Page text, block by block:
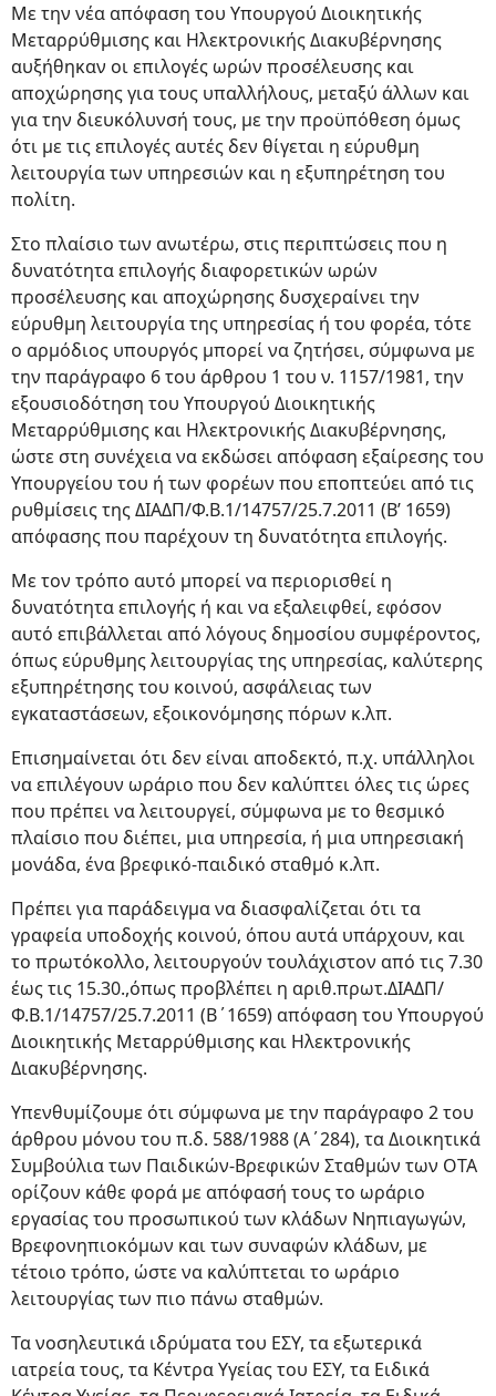
Με την νέα απόφαση του Υπουργού Διοικητικής
Μεταρρύθμισης και Ηλεκτρονικής Διακυβέρνησης
αυξήθηκαν οι επιλογές ωρών προσέλευσης και
αποχώρησης για τους υπαλλήλους, μεταξύ άλλων και
για την διευκόλυνσή τους, με την προϋπόθεση όμως
ότι με τις επιλογές αυτές δεν θίγεται η εύρυθμη
λειτουργία των υπηρεσιών και η εξυπηρέτηση του
πολίτη.
Στο πλαίσιο των ανωτέρω, στις περιπτώσεις που η
δυνατότητα επιλογής διαφορετικών ωρών
προσέλευσης και αποχώρησης δυσχεραίνει την
εύρυθμη λειτουργία της υπηρεσίας ή του φορέα, τότε
ο αρμόδιος υπουργός μπορεί να ζητήσει, σύμφωνα με
την παράγραφο 6 του άρθρου 1 του ν. 1157/1981, την
εξουσιοδότηση του Υπουργού Διοικητικής
Μεταρρύθμισης και Ηλεκτρονικής Διακυβέρνησης,
ώστε στη συνέχεια να εκδώσει απόφαση εξαίρεσης του
Υπουργείου του ή των φορέων που εποπτεύει από τις
ρυθμίσεις της ΔΙΑΔΠ/Φ.Β.1/14757/25.7.2011 (Β’ 1659)
απόφασης που παρέχουν τη δυνατότητα επιλογής.
Με τον τρόπο αυτό μπορεί να περιορισθεί η
δυνατότητα επιλογής ή και να εξαλειφθεί, εφόσον
αυτό επιβάλλεται από λόγους δημοσίου συμφέροντος,
όπως εύρυθμης λειτουργίας της υπηρεσίας, καλύτερης
εξυπηρέτησης του κοινού, ασφάλειας των
εγκαταστάσεων, εξοικονόμησης πόρων κ.λπ.
Επισημαίνεται ότι δεν είναι αποδεκτό, π.χ. υπάλληλοι
να επιλέγουν ωράριο που δεν καλύπτει όλες τις ώρες
που πρέπει να λειτουργεί, σύμφωνα με το θεσμικό
πλαίσιο που διέπει, μια υπηρεσία, ή μια υπηρεσιακή
μονάδα, ένα βρεφικό-παιδικό σταθμό κ.λπ.
Πρέπει για παράδειγμα να διασφαλίζεται ότι τα
γραφεία υποδοχής κοινού, όπου αυτά υπάρχουν, και
το πρωτόκολλο, λειτουργούν τουλάχιστον από τις 7.30
έως τις 15.30.,όπως προβλέπει η αριθ.πρωτ.ΔΙΑΔΠ/
Φ.Β.1/14757/25.7.2011 (Β΄1659) απόφαση του Υπουργού
Διοικητικής Μεταρρύθμισης και Ηλεκτρονικής
Διακυβέρνησης.
Υπενθυμίζουμε ότι σύμφωνα με την παράγραφο 2 του
άρθρου μόνου του π.δ. 588/1988 (Α΄284), τα Διοικητικά
Συμβούλια των Παιδικών-Βρεφικών Σταθμών των ΟΤΑ
ορίζουν κάθε φορά με απόφασή τους το ωράριο
εργασίας του προσωπικού των κλάδων Νηπιαγωγών,
Βρεφονηπιοκόμων και των συναφών κλάδων, με
τέτοιο τρόπο, ώστε να καλύπτεται το ωράριο
λειτουργίας των πιο πάνω σταθμών.
Τα νοσηλευτικά ιδρύματα του ΕΣΥ, τα εξωτερικά
ιατρεία τους, τα Κέντρα Υγείας του ΕΣΥ, τα Ειδικά